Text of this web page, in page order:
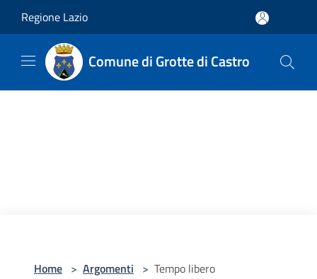
Regione Lazio
Comune di Grotte di Castro
Home > Argomenti > Tempo libero